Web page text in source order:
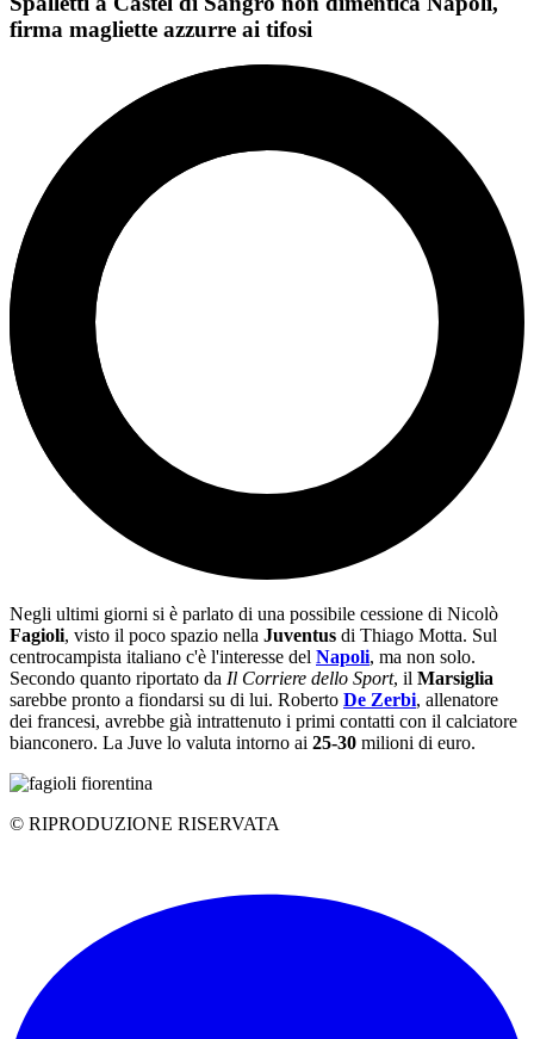
firma magliette azzurre ai tifosi
Negli ultimi giorni si è parlato di una possibile cessione di Nicolò
Fagioli, visto il poco spazio nella Juventus di Thiago Motta. Sul
centrocampista italiano c'è l'interesse del Napoli, ma non solo.
Secondo quanto riportato da Il Corriere dello Sport, il Marsiglia
sarebbe pronto a fiondarsi su di lui. Roberto De Zerbi, allenatore
dei francesi, avrebbe già intrattenuto i primi contatti con il calciatore
bianconero. La Juve lo valuta intorno ai 25-30 milioni di euro.
© RIPRODUZIONE RISERVATA